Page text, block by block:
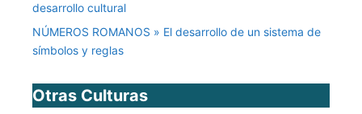
desarrollo cultural
NÚMEROS ROMANOS » El desarrollo de un sistema de
símbolos y reglas
Otras Culturas